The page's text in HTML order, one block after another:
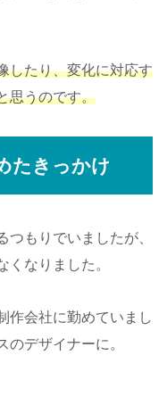
したり、変化に対応す
思うのです。
たきっかけ
もりでいましたが、
なりました。
作会社に勤めていまし
のデザイナーに。